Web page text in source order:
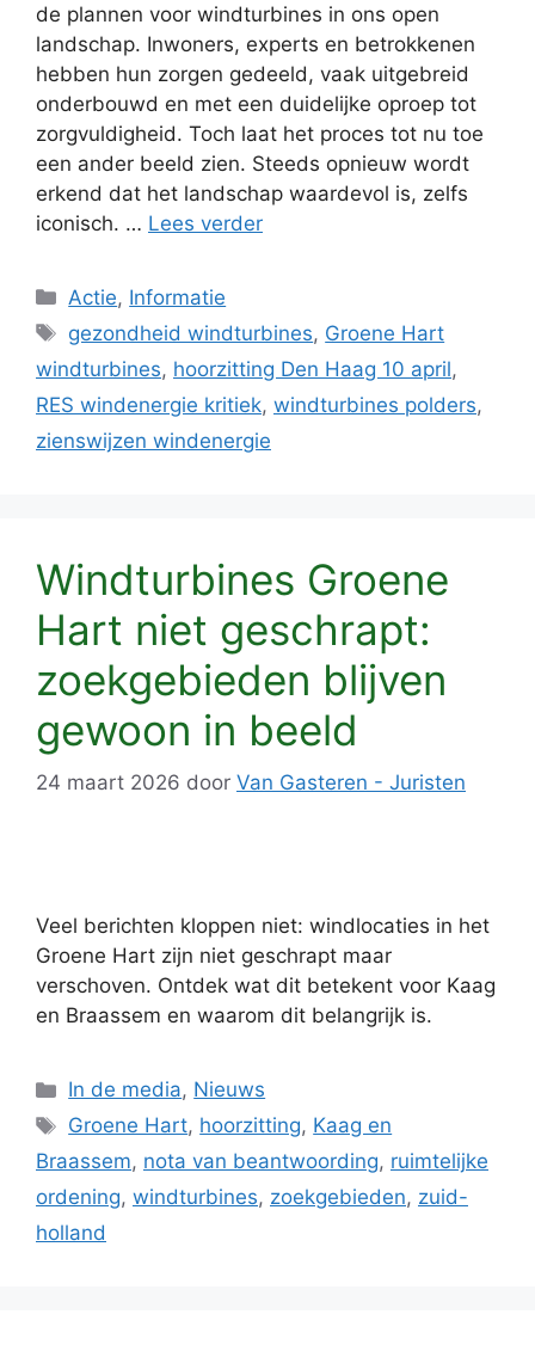
de plannen voor windturbines in ons open
landschap. Inwoners, experts en betrokkenen
hebben hun zorgen gedeeld, vaak uitgebreid
onderbouwd en met een duidelijke oproep tot
zorgvuldigheid. Toch laat het proces tot nu toe
een ander beeld zien. Steeds opnieuw wordt
erkend dat het landschap waardevol is, zelfs
iconisch. … Lees verder
Categorieën
Actie, Informatie
Tags
gezondheid windturbines, Groene Hart
windturbines, hoorzitting Den Haag 10 april,
RES windenergie kritiek, windturbines polders,
zienswijzen windenergie
Windturbines Groene
Hart niet geschrapt:
zoekgebieden blijven
gewoon in beeld
24 maart 2026 door Van Gasteren - Juristen
Veel berichten kloppen niet: windlocaties in het
Groene Hart zijn niet geschrapt maar
verschoven. Ontdek wat dit betekent voor Kaag
en Braassem en waarom dit belangrijk is.
Categorieën
In de media, Nieuws
Tags
Groene Hart, hoorzitting, Kaag en
Braassem, nota van beantwoording, ruimtelijke
ordening, windturbines, zoekgebieden, zuid-
holland